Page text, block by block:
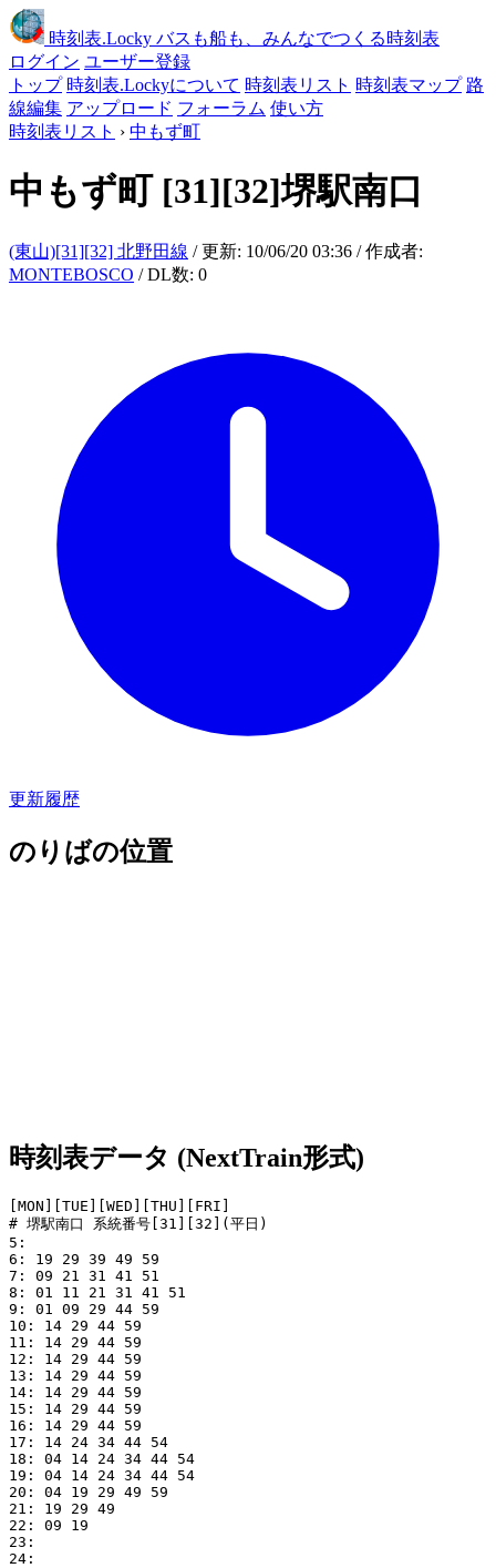
時刻表.Locky バスも船も、みんなでつくる時刻表
ログイン ユーザー登録
トップ 時刻表.Lockyについて 時刻表リスト 時刻表マップ 路
線編集 アップロード フォーラム 使い方
時刻表リスト › 中もず町
中もず町 [31][32]堺駅南口
(東山)[31][32] 北野田線 / 更新: 10/06/20 03:36 / 作成者:
MONTEBOSCO / DL数: 0
更新履歴
のりばの位置
時刻表データ (NextTrain形式)
[MON][TUE][WED][THU][FRI]
# 堺駅南口 系統番号[31][32](平日)
5:
6: 19 29 39 49 59
7: 09 21 31 41 51
8: 01 11 21 31 41 51
9: 01 09 29 44 59
10: 14 29 44 59
11: 14 29 44 59
12: 14 29 44 59
13: 14 29 44 59
14: 14 29 44 59
15: 14 29 44 59
16: 14 29 44 59
17: 14 24 34 44 54
18: 04 14 24 34 44 54
19: 04 14 24 34 44 54
20: 04 19 29 49 59
21: 19 29 49
22: 09 19
23:
24: